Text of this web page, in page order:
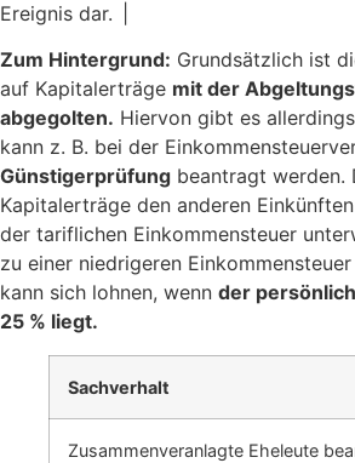
Ereignis dar. |
Zum Hintergrund: Grundsätzlich ist
auf Kapitalerträge mit der
abgegolten. Hiervon gibt es
kann z. B. bei der
Günstigerprüfung beantragt werden.
Kapitalerträge den anderen
der tariflichen Einkommensteuer
zu einer niedrigeren
kann sich lohnen, wenn der
25 % liegt.
Sachverhalt
Zusammenveranlagte Eheleute